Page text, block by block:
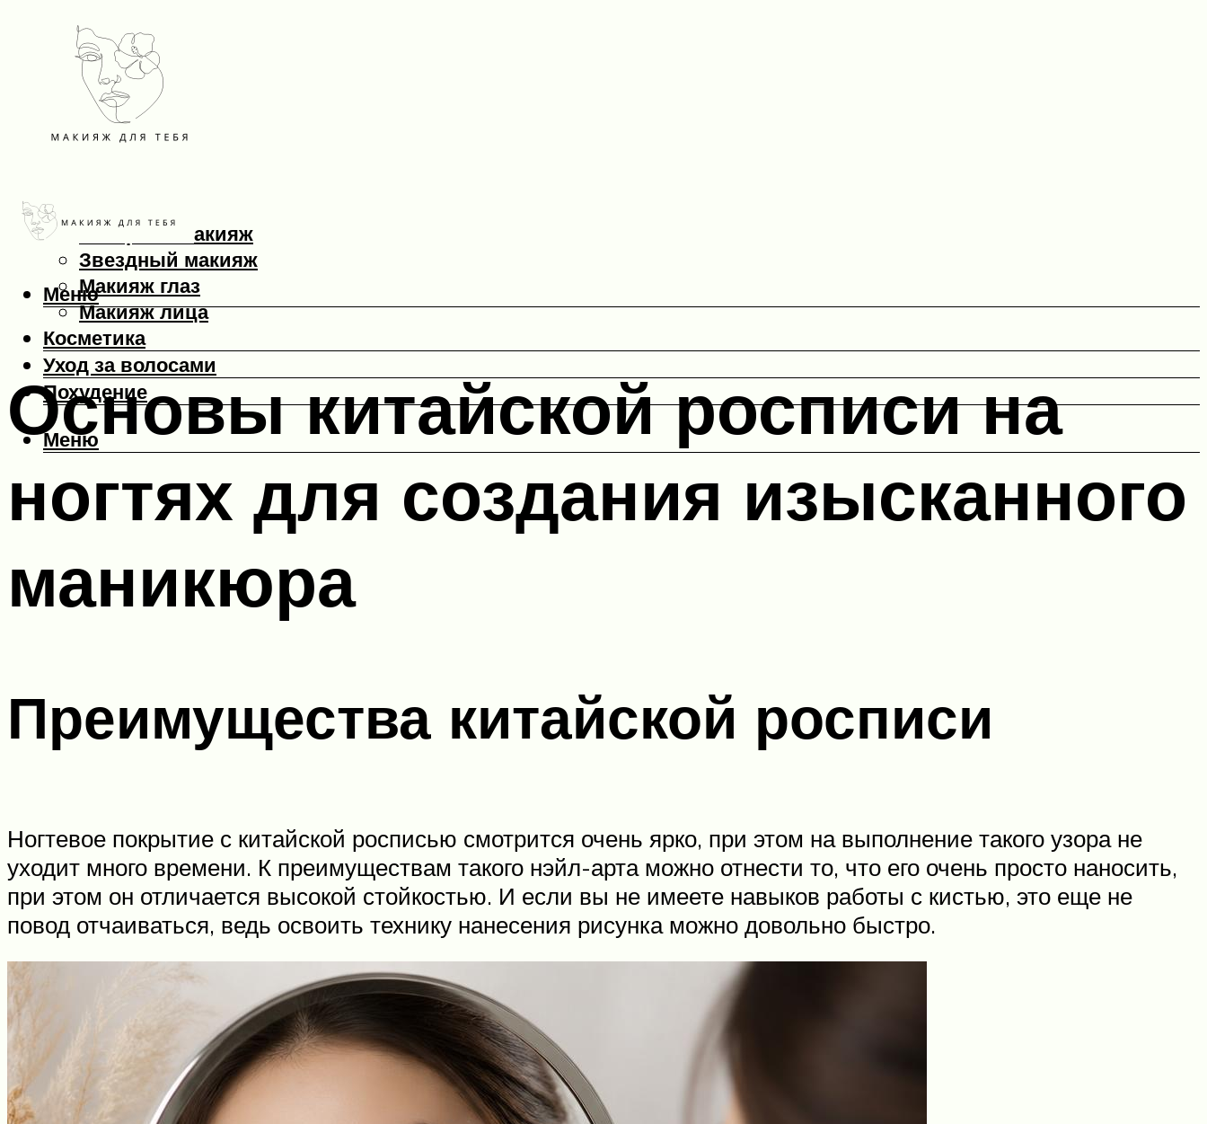
Макияж
Вечерний макияж
Звездный макияж
Макияж глаз
Макияж лица
Косметика
Уход за волосами
Похудение
Меню
Меню
Основы китайской росписи на
ногтях для создания изысканного
маникюра
Преимущества китайской росписи
Ногтевое покрытие с китайской росписью смотрится очень ярко, при этом на выполнение такого узора не
уходит много времени. К преимуществам такого нэйл-арта можно отнести то, что его очень просто наносить,
при этом он отличается высокой стойкостью. И если вы не имеете навыков работы с кистью, это еще не
повод отчаиваться, ведь освоить технику нанесения рисунка можно довольно быстро.